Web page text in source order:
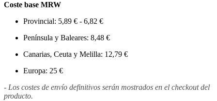
Coste base MRW
Provincial: 5,89 € - 6,82 €
Península y Baleares: 8,48 €
Canarias, Ceuta y Melilla: 12,79 €
Europa: 25 €
- Los costes de envío definitivos serán mostrados en el checkout del
producto.